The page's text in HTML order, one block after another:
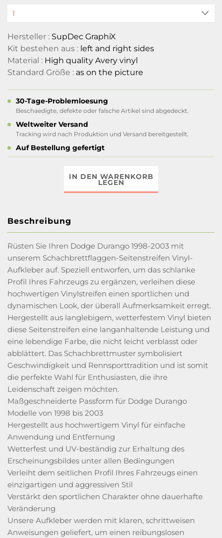
Hersteller : SupDec GraphiX
Kit bestehen aus : left and right sides
Material : High quality Avery vinyl
Standard Größe : as on the picture
30-Tage-Problemloesung
Beschaedigte, defekte oder falsche Artikel sind abgedeckt.
Weltweiter Versand
Tracking wird nach Produktion und Versand bereitgestellt.
Auf Bestellung gefertigt
IN DEN WARENKORB
LEGEN
Beschreibung
Rüsten Sie Ihren Dodge Durango 1998-2003 mit
unserem Schachbrettflaggen-Seitenstreifen Vinyl-
Aufkleber auf. Speziell entworfen, um das schlanke
Profil Ihres Fahrzeugs zu ergänzen, verleihen diese
hochwertigen Vinylstreifen einen sportlichen und
dynamischen Look, der überall Aufmerksamkeit erregt.
Hergestellt aus langlebigem, wetterfestem Vinyl bieten
diese Seitenstreifen eine langanhaltende Leistung und
eine lebendige Farbe, die nicht leicht verblasst oder
abblättert. Das Schachbrettmuster symbolisiert
Geschwindigkeit und Rennsporttradition und ist somit
die perfekte Wahl für Enthusiasten, die ihre
Leidenschaft zeigen möchten.
Maßgeschneiderte Passform für Dodge Durango
Modelle von 1998 bis 2003
Hergestellt aus hochwertigem Vinyl für einfache
Anwendung und Entfernung
Wetterfest und UV-beständig zur Erhaltung des
Erscheinungsbildes unter allen Bedingungen
Verleiht dem seitlichen Profil Ihres Fahrzeugs einen
einzigartigen und aggressiven Stil
Verstärkt den sportlichen Charakter ohne dauerhafte
Veränderung
Unsere Aufkleber werden mit klaren, schrittweisen
Anweisungen geliefert, um einen reibungslosen